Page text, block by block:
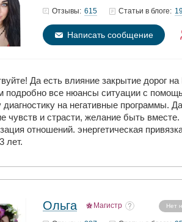
Отзывы: 615 Статьи в блоге:
Написать сообщение
Да есть влияние закрытие дорог
подробно все нюансы ситуации с
диагностику на негативные программы.
чувств и страсти, желание быть
отношений. энергетическая
лет.
Ольга Магистр Нет